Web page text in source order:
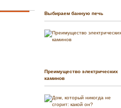
Выбираем банную печь
Преимущество электрических
каминов